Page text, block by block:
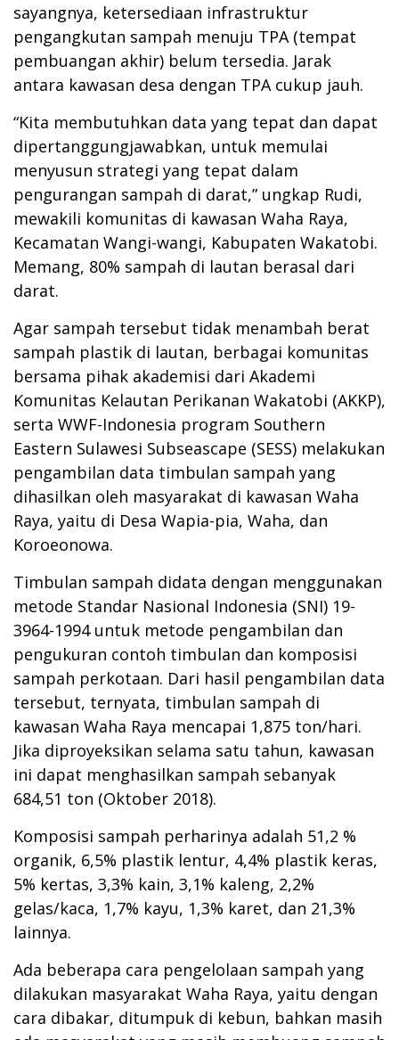
sayangnya, ketersediaan infrastruktur
pengangkutan sampah menuju TPA (tempat
pembuangan akhir) belum tersedia. Jarak
antara kawasan desa dengan TPA cukup jauh.
“Kita membutuhkan data yang tepat dan dapat
dipertanggungjawabkan, untuk memulai
menyusun strategi yang tepat dalam
pengurangan sampah di darat,” ungkap Rudi,
mewakili komunitas di kawasan Waha Raya,
Kecamatan Wangi-wangi, Kabupaten Wakatobi.
Memang, 80% sampah di lautan berasal dari
darat.
Agar sampah tersebut tidak menambah berat
sampah plastik di lautan, berbagai komunitas
bersama pihak akademisi dari Akademi
Komunitas Kelautan Perikanan Wakatobi (AKKP),
serta WWF-Indonesia program Southern
Eastern Sulawesi Subseascape (SESS) melakukan
pengambilan data timbulan sampah yang
dihasilkan oleh masyarakat di kawasan Waha
Raya, yaitu di Desa Wapia-pia, Waha, dan
Koroeonowa.
Timbulan sampah didata dengan menggunakan
metode Standar Nasional Indonesia (SNI) 19-
3964-1994 untuk metode pengambilan dan
pengukuran contoh timbulan dan komposisi
sampah perkotaan. Dari hasil pengambilan data
tersebut, ternyata, timbulan sampah di
kawasan Waha Raya mencapai 1,875 ton/hari.
Jika diproyeksikan selama satu tahun, kawasan
ini dapat menghasilkan sampah sebanyak
684,51 ton (Oktober 2018).
Komposisi sampah perharinya adalah 51,2 %
organik, 6,5% plastik lentur, 4,4% plastik keras,
5% kertas, 3,3% kain, 3,1% kaleng, 2,2%
gelas/kaca, 1,7% kayu, 1,3% karet, dan 21,3%
lainnya.
Ada beberapa cara pengelolaan sampah yang
dilakukan masyarakat Waha Raya, yaitu dengan
cara dibakar, ditumpuk di kebun, bahkan masih